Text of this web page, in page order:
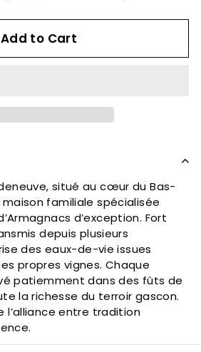
Add to Cart
situé au cœur du Bas-
familiale spécialisée
d’exception. Fort
depuis plusieurs
des eaux-de-vie issues
propres vignes. Chaque
patiemment dans des fûts de
la richesse du terroir gascon.
l’alliance entre tradition